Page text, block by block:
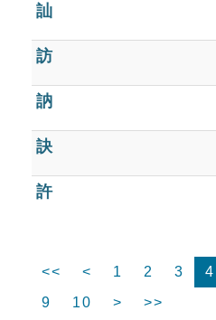
訕
訪
訥
訣
許
<< < 1 2 3 4
9
10 > >>